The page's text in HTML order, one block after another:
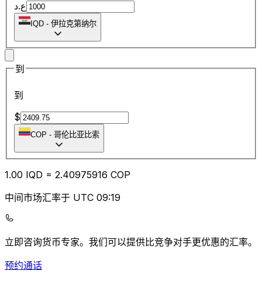
ع.د
IQD - 伊拉克第纳尔
到
到
$
COP - 哥伦比亚比索
1.00 IQD = 2.40975916 COP
中间市场汇率于 UTC 09:19
立即咨询货币专家。 我们可以提供比竞争对手更优惠的汇率。
预约通话